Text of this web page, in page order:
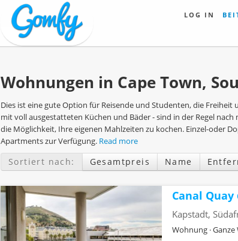
LOG IN
Wohnungen in Cape Town,
Dies ist eine gute Option für Reisende und Studenten, die
mit voll ausgestatteten Küchen und Bäder - sind in der Regel
die Möglichkeit, Ihre eigenen Mahlzeiten zu kochen. Einzel-oder
Apartments zur Verfügung. Read more
Sortiert nach: Gesamtpreis Name
Canal Quay
Kapstadt,
Wohnung ·